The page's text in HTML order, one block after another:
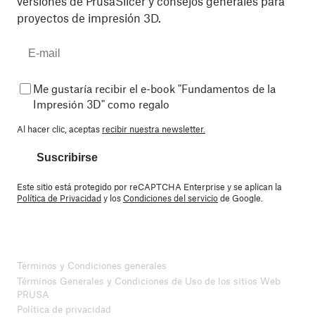
proyectos de impresión 3D.
Me gustaría recibir el e-book "Fundamentos de la
Impresión 3D" como regalo
Al hacer clic, aceptas recibir nuestra newsletter.
Suscribirse
Este sitio está protegido por reCAPTCHA Enterprise y se aplican la
Política de Privacidady losCondiciones del serviciode Google.
Términos y Condiciones generales
Términos Generales y Condiciones de Uso de los sitios Web
PRUSA
Política de privacidad